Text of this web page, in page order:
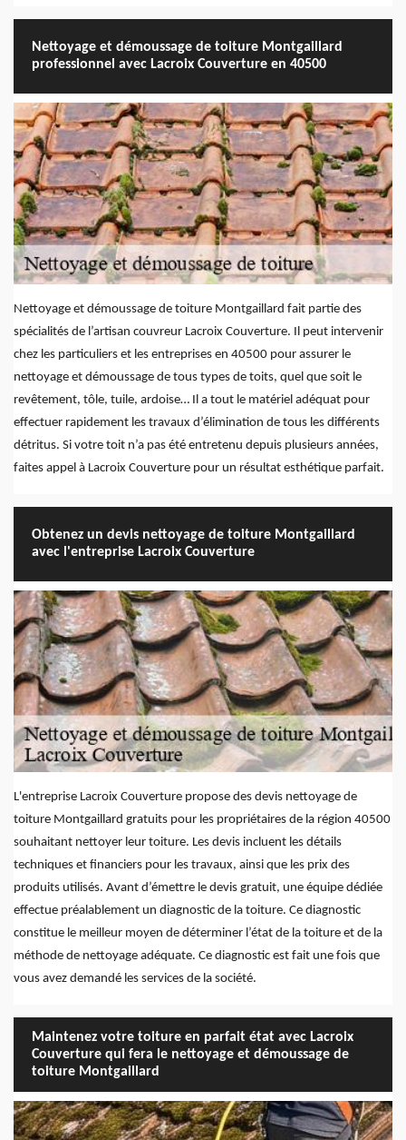
Nettoyage et démoussage de toiture Montgaillard
professionnel avec Lacroix Couverture en 40500
Nettoyage et démoussage de toiture Montgaillard fait partie des
spécialités de l’artisan couvreur Lacroix Couverture. Il peut intervenir
chez les particuliers et les entreprises en 40500 pour assurer le
nettoyage et démoussage de tous types de toits, quel que soit le
revêtement, tôle, tuile, ardoise… Il a tout le matériel adéquat pour
effectuer rapidement les travaux d’élimination de tous les différents
détritus. Si votre toit n’a pas été entretenu depuis plusieurs années,
faites appel à Lacroix Couverture pour un résultat esthétique parfait.
Obtenez un devis nettoyage de toiture Montgaillard
avec l'entreprise Lacroix Couverture
L'entreprise Lacroix Couverture propose des devis nettoyage de
toiture Montgaillard gratuits pour les propriétaires de la région 40500
souhaitant nettoyer leur toiture. Les devis incluent les détails
techniques et financiers pour les travaux, ainsi que les prix des
produits utilisés. Avant d’émettre le devis gratuit, une équipe dédiée
effectue préalablement un diagnostic de la toiture. Ce diagnostic
constitue le meilleur moyen de déterminer l’état de la toiture et de la
méthode de nettoyage adéquate. Ce diagnostic est fait une fois que
vous avez demandé les services de la société.
Maintenez votre toiture en parfait état avec Lacroix
Couverture qui fera le nettoyage et démoussage de
toiture Montgaillard